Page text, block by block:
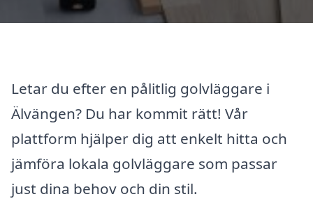
Letar du efter en pålitlig golvläggare i
Älvängen? Du har kommit rätt! Vår
plattform hjälper dig att enkelt hitta och
jämföra lokala golvläggare som passar
just dina behov och din stil.